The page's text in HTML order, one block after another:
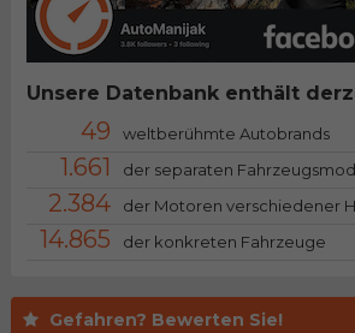
Gefahren? Bewerten Sie!
Unsere Datenbank enthält
49 weltberühmte Autobrands
1.661 der separaten
2.384 der Motoren verschiedener
14.865 der konkreten Fahrzeuge